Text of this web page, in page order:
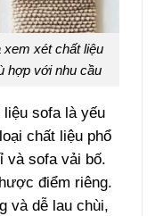
xem xét chất liệu
hợp với nhu cầu
sofa là yếu
chất liệu phổ
và sofa vải bố.
điểm riêng.
và dễ lau chùi,